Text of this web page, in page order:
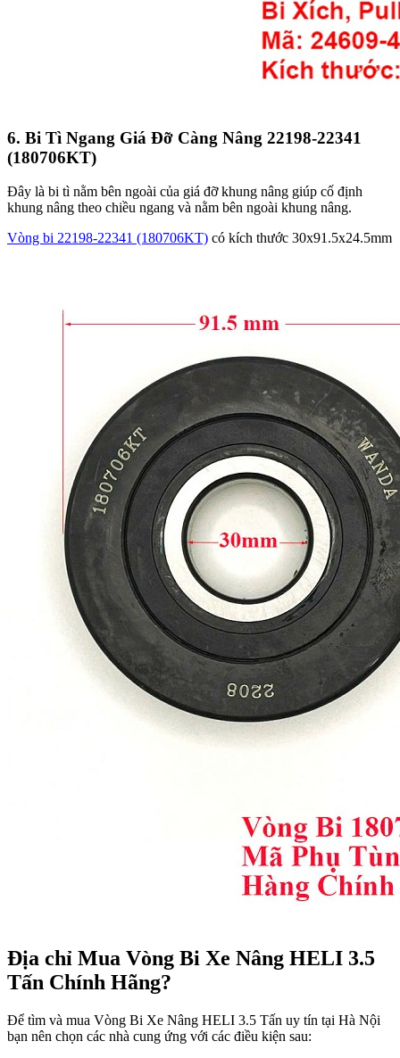
6. Bi Tì Ngang Giá Đỡ Càng Nâng 22198-22341
(180706KT)
Đây là bi tì nằm bên ngoài của giá đỡ khung nâng giúp cố định
khung nâng theo chiều ngang và nằm bên ngoài khung nâng.
Vòng bi 22198-22341 (180706KT) có kích thước 30x91.5x24.5mm
Địa chỉ Mua Vòng Bi Xe Nâng HELI 3.5
Tấn Chính Hãng?
Để tìm và mua Vòng Bi Xe Nâng HELI 3.5 Tấn uy tín tại Hà Nội
bạn nên chọn các nhà cung ứng với các điều kiện sau: